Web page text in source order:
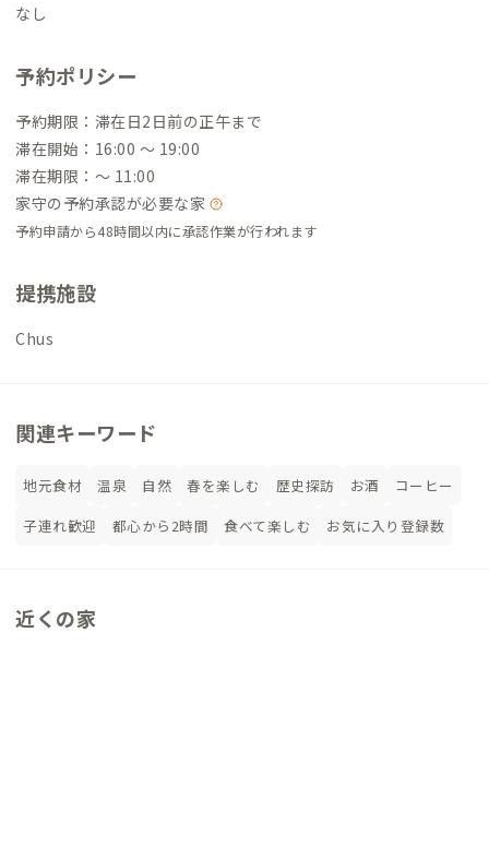
なし
予約ポリシー
予約期限：滞在日2日前の正午まで
滞在開始：16:00 〜 19:00
滞在期限：〜 11:00
家守の予約承認が必要な家
予約申請から48時間以内に承認作業が行われます
提携施設
Chus
関連キーワード
地元食材 温泉 自然 春を楽しむ 歴史探訪 お酒
コーヒー
子連れ歓迎
都心から2時間 食べて楽しむ お気に入り登録数
近くの家